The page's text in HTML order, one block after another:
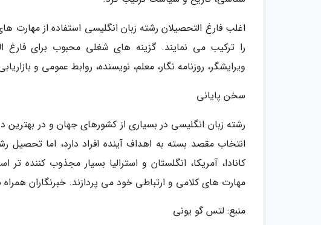
اغلب فارغ التحصیلان رشته زبان انگلیسی استفاده از مهارت
را ترکیب می نمایند. گزینه های شغلی محبوب برای فارغ
ویرایشگر، روزنامه نگار، معلم، نویسنده، روابط عمومی و
سخن پایانی
رشته زبان انگلیسی در بسیاری از کشورهای جهان و در بهترین
انتخاب مقصد بسته به اهداف آینده افراد دارد، اما تحصیل
کانادا، آمریکا، انگلستان و استرالیا بسیار مجذوب
مهارت های کلامی و ارتباطی خود می پردازند. خبرنگاران
منبع: لتس گو یونی